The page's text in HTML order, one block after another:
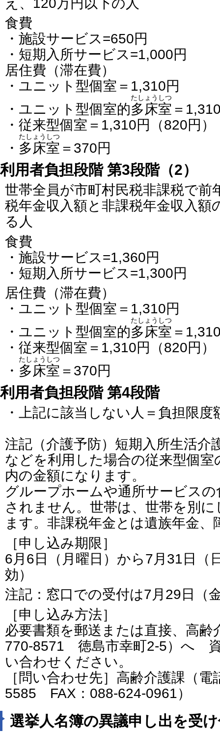
え、120万円以下の人
食費
・施設サービス=650円
・短期入所サービス=1,000円
居住費（滞在費）
・ユニット型個室＝1,310円
・ユニット型個室的多床室
たしょうしつ
＝
・従来型個室＝1,310円（820円）
・ 多床室
たしょうしつ
＝370円
利用者負担段階 第3段階（2）
世帯全員が市町村民税非課税で前
税年金収入額と非課税年金収入額
る人
食費
・施設サービス=1,360円
・短期入所サービス=1,300円
居住費（滞在費）
・ユニット型個室＝1,310円
・ユニット型個室的多床室
たしょうしつ
＝
・従来型個室＝1,310円（820円）
・ 多床室
たしょうしつ
＝370円
利用者負担段階 第4段階
・上記に該当しない人＝負担限度
注記（介護予防）短期入所生活介
などを利用した場合の従来型個
内の金額になります。
グループホームや通所サービス
されません。世帯は、世帯を別
ます。非課税年金とは遺族年金、
［申し込み期限］
6月6日（月曜日）から7月31日（
効）
注記：窓口での受付は7月29日（
［申し込み方法］
必要書類を郵送または直接、高齢
770-8571 徳島市幸町2-5）へ
い合わせください。
［問い合わせ先］高齢介護課（
5585 FAX：088-624-0961）
選挙人名簿の異議申し出を受